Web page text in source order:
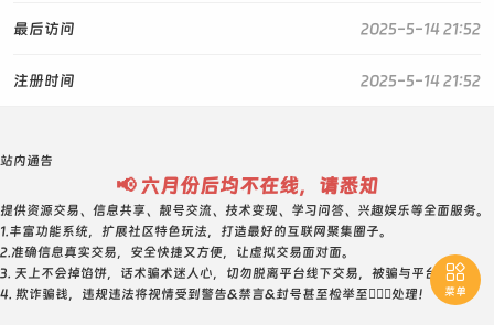
2025-5-14 21:52
最后访问
2025-5-14 21:52
注册时间

菜单
站内通告
📢 六月份后均不在线，请悉知
提供资源交易、信息共享、靓号交流、技术变现、学习问答、兴趣娱乐等全面服务。
1.丰富功能系统，扩展社区特色玩法，打造最好的互联网聚集圈子。
2.准确信息真实交易，安全快捷又方便，让虚拟交易面对面。
3. 天上不会掉馅饼，话术骗术迷人心，切勿脱离平台线下交易，被骗与平台无关！
4. 欺诈骗钱，违规违法将视情受到警告&禁言&封号甚至检举至👮🏻‍♀️处理！